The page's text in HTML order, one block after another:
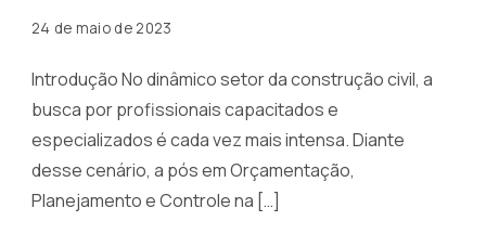
na
Civil
24 de maio de 2023
Introdução No dinâmico setor da construção civil, a
busca por profissionais capacitados e
especializados é cada vez mais intensa. Diante
desse cenário, a pós em Orçamentação,
Planejamento e Controle na […]